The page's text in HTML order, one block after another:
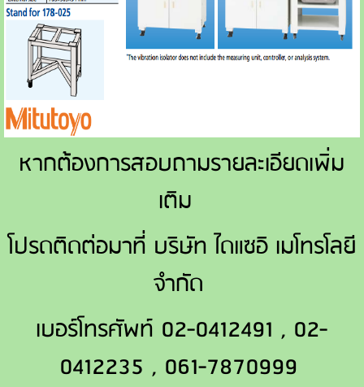
หากต้องการสอบถามรายละเอียดเพิ่ม
เติม
โปรดติดต่อมาที่ บริษัท ไดแซอิ เมโทรโลยี
จำกัด
เบอร์โทรศัพท์ 02-0412491 , 02-
0412235 , 061-7870999